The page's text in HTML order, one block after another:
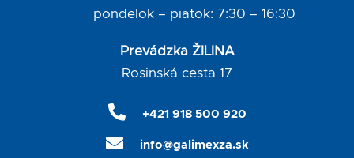
pondelok – piatok: 7:30 – 16:30
Prevádzka ŽILINA
Rosinská cesta 17
+421 918 500 920
info@galimexza.sk